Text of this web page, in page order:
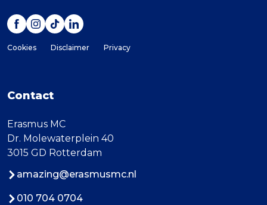
Cookies Disclaimer Privacy
Contact
Erasmus MC
Dr. Molewaterplein 40
3015 GD Rotterdam
amazing@erasmusmc.nl
010 704 0704